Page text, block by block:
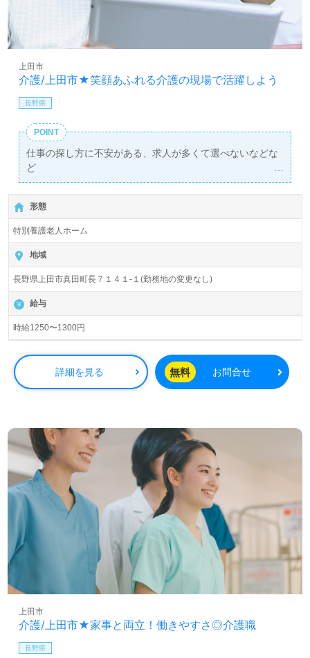
介護/上田市★笑顔あふれる介護の現場で活躍しよう
上田市
長野県
POINT
仕事の探し方に不安がある、求人が多くて選べないなどな
ど
弊社担当が1対1であなたをサポートします！
形態
特別養護老人ホーム
地域
長野県上田市真田町長７１４１-１(勤務地の変更なし)
給与
時給1250〜1300円
詳細を見る 無料 お問合せ
介護/上田市★家事と両立！働きやすさ◎介護職
上田市
長野県